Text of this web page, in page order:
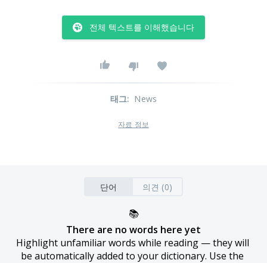
전체 텍스트를 이해했습니다
태그: News
자료 정보
단어 의견 (0)
📚
There are no words here yet
Highlight unfamiliar words while reading — they will
be automatically added to your dictionary. Use the